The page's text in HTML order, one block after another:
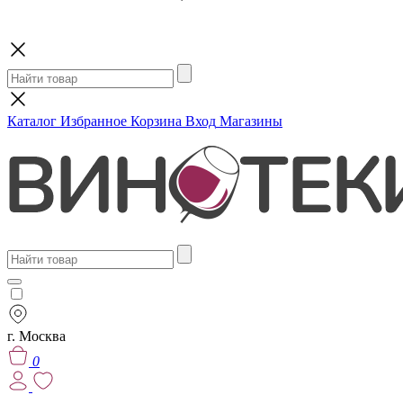
Каталог Избранное Корзина Вход Магазины
г. Москва
0